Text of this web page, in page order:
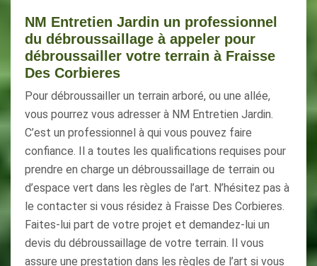
NM Entretien Jardin un professionnel
du débroussaillage à appeler pour
débroussailler votre terrain à Fraisse
Des Corbieres
Pour débroussailler un terrain arboré, ou une allée,
vous pourrez vous adresser à NM Entretien Jardin.
C’est un professionnel à qui vous pouvez faire
confiance. Il a toutes les qualifications requises pour
prendre en charge un débroussaillage de terrain ou
d’espace vert dans les règles de l’art. N’hésitez pas à
le contacter si vous résidez à Fraisse Des Corbieres.
Faites-lui part de votre projet et demandez-lui un
devis du débroussaillage de votre terrain. Il vous
assure une prestation dans les règles de l’art si vous